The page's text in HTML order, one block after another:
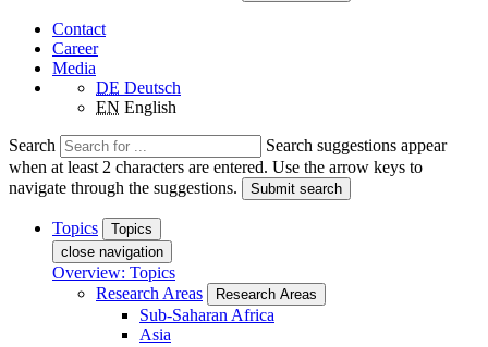
Contact
Career
Media
DE Deutsch
EN English
Search
Search suggestions appear
when at least 2 characters are entered. Use the arrow keys to
navigate through the suggestions.
Submit search
Topics
Topics
close navigation
Overview: Topics
Research Areas
Research Areas
Sub-Saharan Africa
Asia